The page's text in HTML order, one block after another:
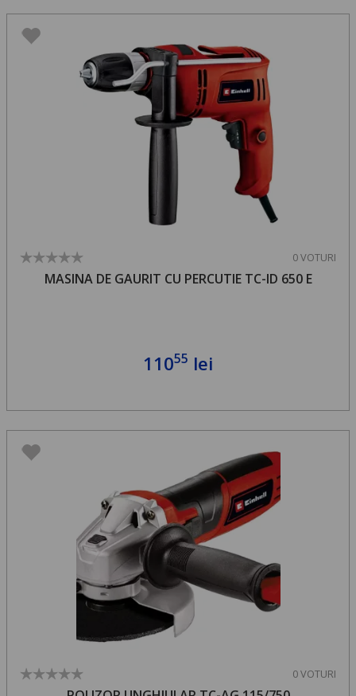
0 VOTURI
MASINA DE GAURIT CU PERCUTIE TC-ID 650 E
11055 lei
0 VOTURI